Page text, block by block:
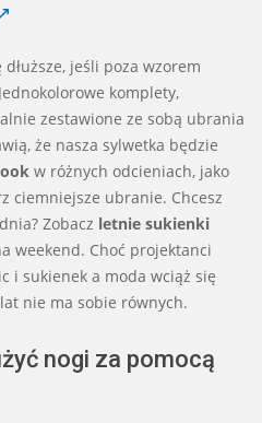
jeśli poza wzorem
komplety,
zestawione ze sobą ubrania
że nasza sylwetka będzie
w różnych odcieniach, jako
ciemniejsze ubranie. Chcesz
Zobacz letnie sukienki
weekend. Choć projektanci
i sukienek a moda wciąż się
nie ma sobie równych.
nogi za pomocą